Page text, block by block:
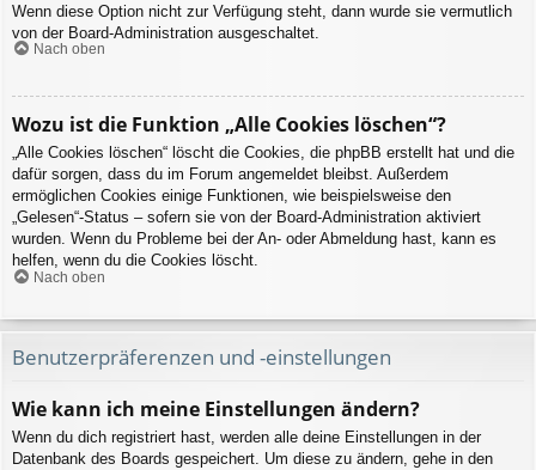
Wenn diese Option nicht zur Verfügung steht, dann wurde sie vermutlich
von der Board-Administration ausgeschaltet.
Nach oben
Wozu ist die Funktion „Alle Cookies löschen“?
„Alle Cookies löschen“ löscht die Cookies, die phpBB erstellt hat und die
dafür sorgen, dass du im Forum angemeldet bleibst. Außerdem
ermöglichen Cookies einige Funktionen, wie beispielsweise den
„Gelesen“-Status – sofern sie von der Board-Administration aktiviert
wurden. Wenn du Probleme bei der An- oder Abmeldung hast, kann es
helfen, wenn du die Cookies löscht.
Nach oben
Benutzerpräferenzen und -einstellungen
Wie kann ich meine Einstellungen ändern?
Wenn du dich registriert hast, werden alle deine Einstellungen in der
Datenbank des Boards gespeichert. Um diese zu ändern, gehe in den